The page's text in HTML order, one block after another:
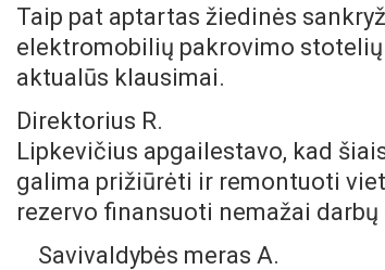
Taip pat aptartas žiedinės
elektromobilių pakrovimo
aktualūs klausimai.
Direktorius R.
Lipkevičius apgailestavo, kad
galima prižiūrėti ir remontuoti
rezervo finansuoti nemažai
Savivaldybės meras A.